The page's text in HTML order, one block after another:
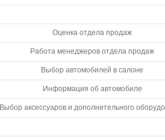
Оценка отдела продаж
Работа менеджеров отдела продаж
Выбор автомобилей в салоне
Информация об автомобиле
Выбор аксессуаров и дополнительного